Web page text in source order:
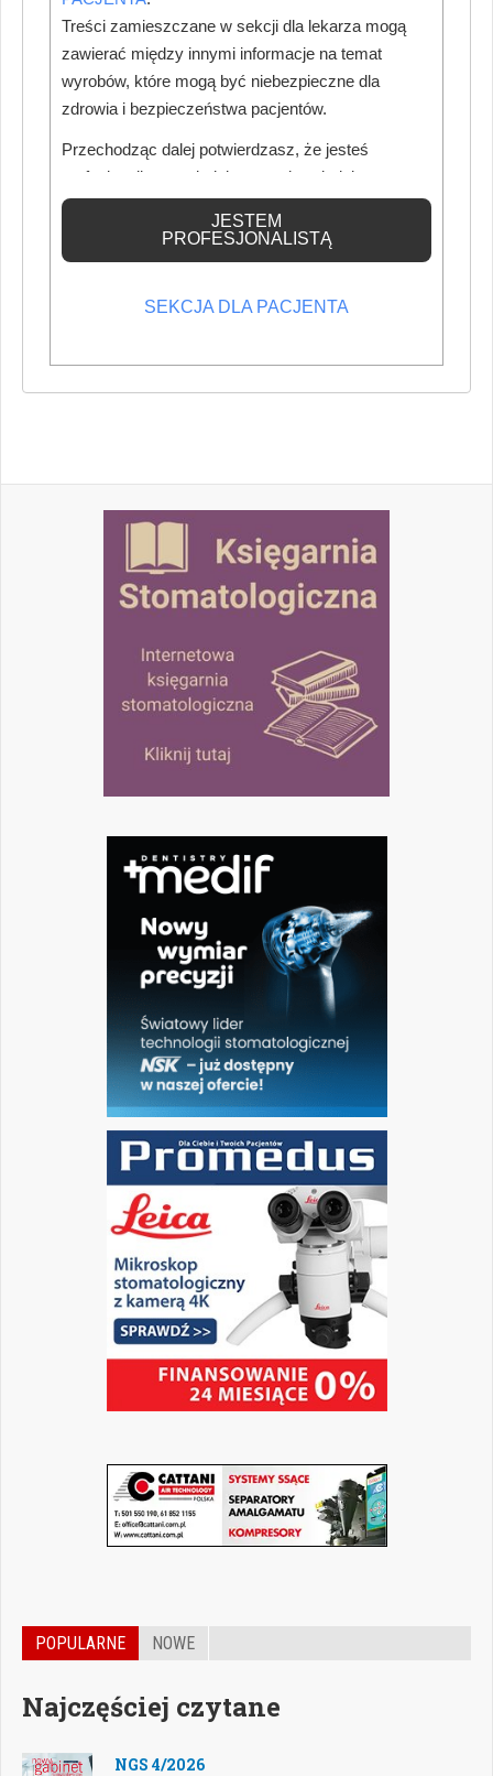
POPULARNE NOWE
Najczęściej czytane
NGS 4/2026
Treści zamieszczane w sekcji dla lekarza mogą
zawierać między innymi informacje na temat
wyrobów, które mogą być niebezpieczne dla
zdrowia i bezpieczeństwa pacjentów.
Przechodząc dalej potwierdzasz, że jesteś
profesjonalistą posiadającym odpowiednią
wiedzę medyczną.
JESTEM
PROFESJONALISTĄ
SEKCJA DLA PACJENTA